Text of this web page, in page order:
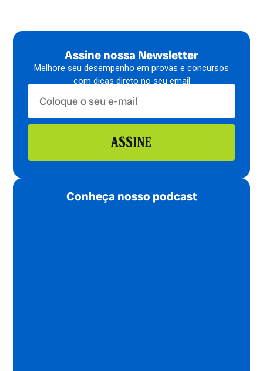
Assine nossa Newsletter
Melhore seu desempenho em provas e concursos
com dicas direto no seu email
ASSINE
Conheça nosso podcast